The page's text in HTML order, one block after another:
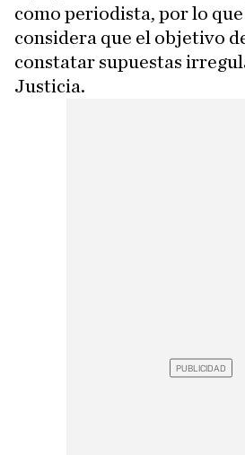
como periodista, por lo que
considera que el objetivo
constatar supuestas
Justicia.